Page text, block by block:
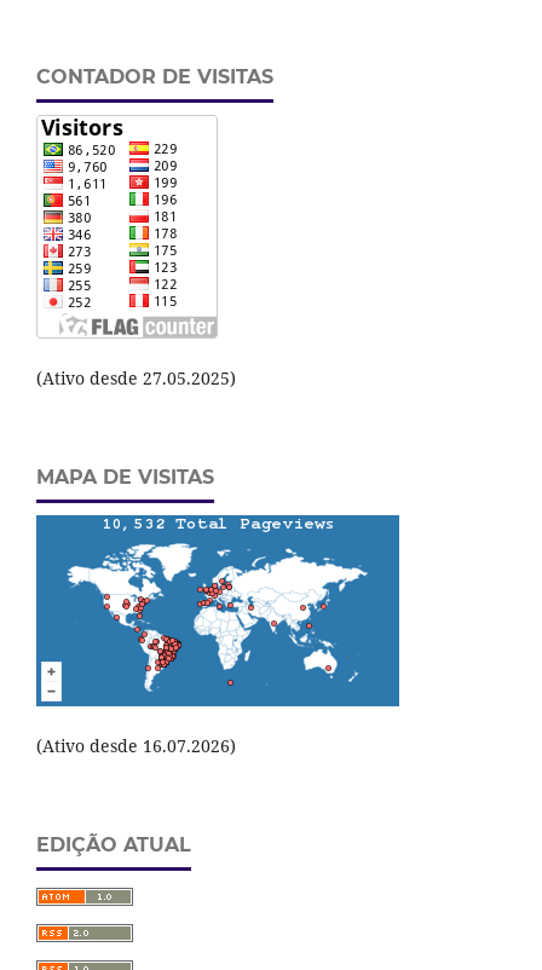
CONTADOR DE VISITAS
(Ativo desde 27.05.2025)
MAPA DE VISITAS
(Ativo desde 16.07.2026)
EDIÇÃO ATUAL